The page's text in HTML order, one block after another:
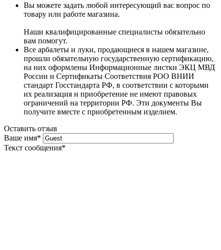
Вы можете задать любой интересующий вас вопрос по
товару или работе магазина.
Наши квалифицированные специалисты обязательно
вам помогут.
Все арбалеты и луки, продающиеся в нашем магазине,
прошли обязательную государственную сертификацию,
на них оформлены Информационные листки ЭКЦ МВД
России и Сертификаты Соответствия РОО ВНИИ
стандарт Госстандарта РФ, в соответствии с которыми
их реализация и приобретение не имеют правовых
ограничений на территории РФ. Эти документы Вы
получите вместе с приобретенным изделием.
Оставить отзыв
Ваше имя*
Текст сообщения*